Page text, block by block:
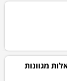
כללי עם 20 שאלות מגוונות